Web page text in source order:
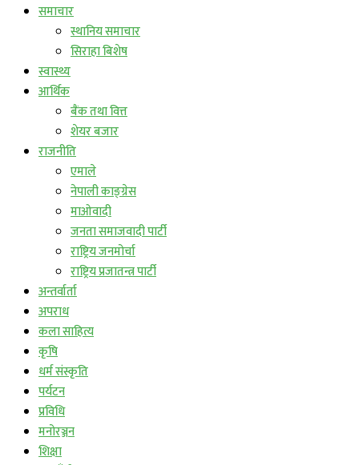
समाचार
स्थानिय समाचार
सिराहा बिशेष
स्वास्थ्य
आर्थिक
बैंक तथा वित्त
शेयर बजार
राजनीति
एमाले
नेपाली काङ्ग्रेस
माओवादी
जनता समाजवादी पार्टी
राष्ट्रिय जनमोर्चा
राष्ट्रिय प्रजातन्त्र पार्टी
अन्तर्वार्ता
अपराध
कला साहित्य
कृषि
धर्म संस्कृति
पर्यटन
प्रविधि
मनोरञ्जन
शिक्षा